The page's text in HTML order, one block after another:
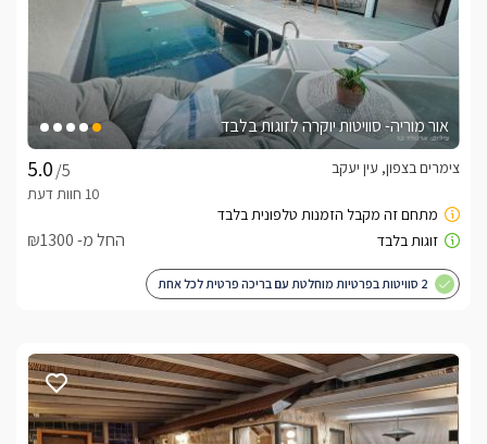
אור מוריה- סוויטות יוקרה לזוגות בלבד
/5
צימרים בצפון, עין יעקב
החל מ- ₪1300
2 סוויטות בפרטיות מוחלטת עם בריכה פרטית לכל אחת